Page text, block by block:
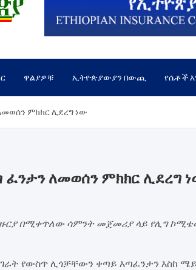
ዋልያዎቹ ኢትዮጵያውያን በውጪ የሴቶች
ምክክር ሊደረግ ነው
ለመወሰን ምክክር ሊደረግ
በሚቀጥለው ሳምንት መጀመሪያ ላይ የሊግ
የውስጥ ሊጎቻቸውን ቀጣይ እጣፈንታን እስከ